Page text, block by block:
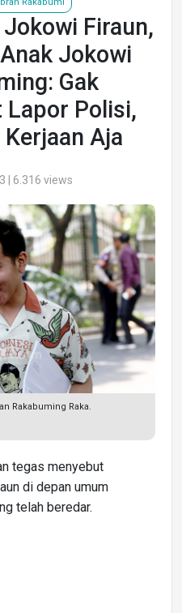
Firaun,
Jokowi
Gak
Lapor Polisi,
Kerjaan Aja
| 6.316 views
Rakabuming Raka.
tegas menyebut
di depan umum
telah beredar.